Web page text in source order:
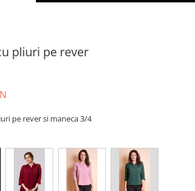
pliuri pe rever
pe rever si maneca 3/4